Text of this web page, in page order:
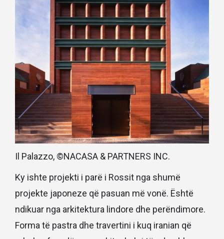
Il Palazzo, ©NACASA & PARTNERS INC.
Ky ishte projekti i parë i Rossit nga shumë
projekte japoneze që pasuan më vonë. Është
ndikuar nga arkitektura lindore dhe perëndimore.
Forma të pastra dhe travertini i kuq iranian që